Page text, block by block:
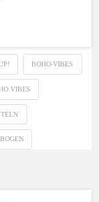
BOHO-VIBES
VIBES